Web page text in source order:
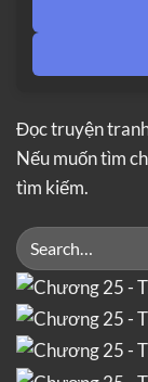
Đọc truyện
Nếu muốn tìm
tìm kiếm.